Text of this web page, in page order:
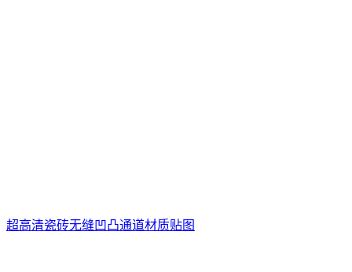
超高清瓷砖无缝凹凸通道材质贴图